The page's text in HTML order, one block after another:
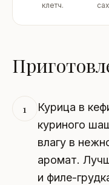
клетч.
1
Курица в
куриного
влагу в
аромат.
и филе-